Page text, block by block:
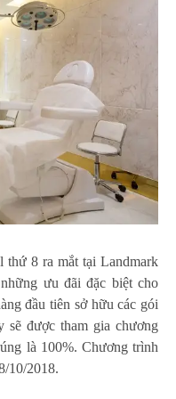
thứ 8 ra mắt tại Landmark
ưu đãi đặc biệt cho
đầu tiên sở hữu các gói
sẽ được tham gia chương
là 100%. Chương trình
10/2018.